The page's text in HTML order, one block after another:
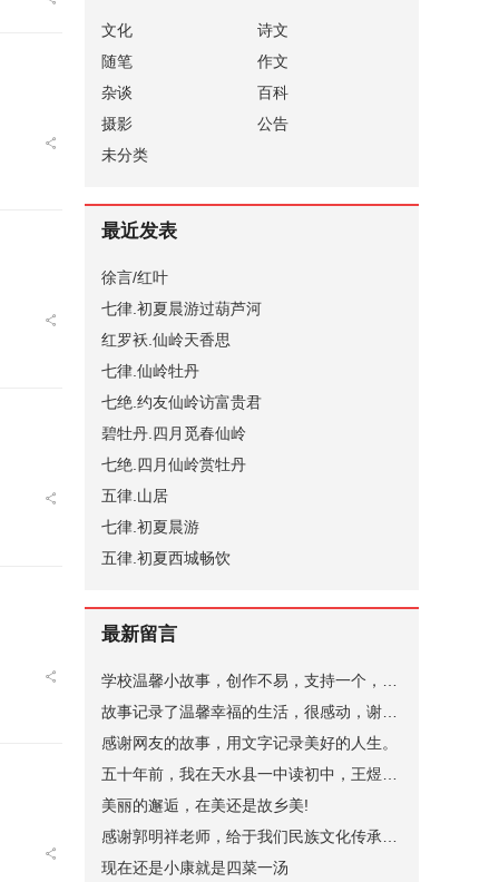
文化
诗文
随笔
作文
杂谈
百科
摄影
公告
未分类
最近发表
徐言/红叶
七律.初夏晨游过葫芦河
红罗袄.仙岭天香思
七律.仙岭牡丹
七绝.约友仙岭访富贵君
碧牡丹.四月觅春仙岭
七绝.四月仙岭赏牡丹
五律.山居
七律.初夏晨游
五律.初夏西城畅饮
最新留言
感谢网友的故事，用文字记录美好的人生。
美丽的邂逅，在美还是故乡美!
现在还是小康就是四菜一汤